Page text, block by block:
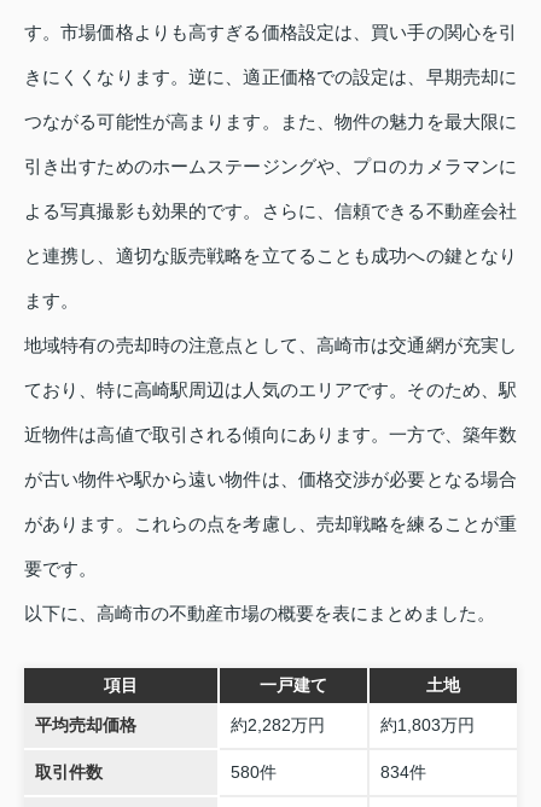
す。市場価格よりも高すぎる価格設定は、買い手の関心を引
きにくくなります。逆に、適正価格での設定は、早期売却に
つながる可能性が高まります。また、物件の魅力を最大限に
引き出すためのホームステージングや、プロのカメラマンに
よる写真撮影も効果的です。さらに、信頼できる不動産会社
と連携し、適切な販売戦略を立てることも成功への鍵となり
ます。
地域特有の売却時の注意点として、高崎市は交通網が充実し
ており、特に高崎駅周辺は人気のエリアです。そのため、駅
近物件は高値で取引される傾向にあります。一方で、築年数
が古い物件や駅から遠い物件は、価格交渉が必要となる場合
があります。これらの点を考慮し、売却戦略を練ることが重
要です。
以下に、高崎市の不動産市場の概要を表にまとめました。
項目 一戸建て 土地
平均売却価格 約2,282万円 約1,803万円
取引件数 580件 834件